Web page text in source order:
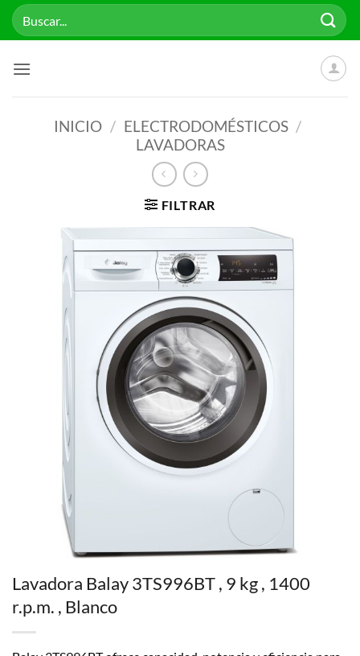
Saltar
Buscar
por:
INICIO / ELECTRODOMÉSTICOS /
LAVADORAS
FILTRAR
Lavadora Balay 3TS996BT , 9 kg , 1400
r.p.m. , Blanco